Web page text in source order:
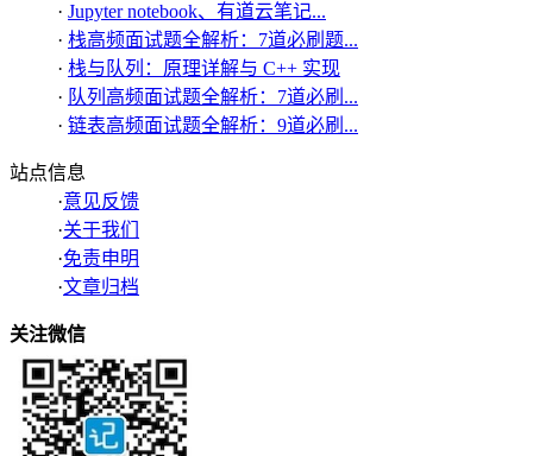
· Jupyter notebook、有道云笔记...
· 栈高频面试题全解析：7道必刷题...
· 栈与队列：原理详解与 C++ 实现
· 队列高频面试题全解析：7道必刷...
· 链表高频面试题全解析：9道必刷...
站点信息
·意见反馈
·关于我们
·免责申明
·文章归档
关注微信